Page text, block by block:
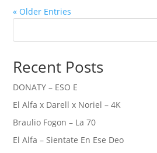
« Older Entries
Recent Posts
DONATY – ESO E
El Alfa x Darell x Noriel – 4K
Braulio Fogon – La 70
El Alfa – Sientate En Ese Deo